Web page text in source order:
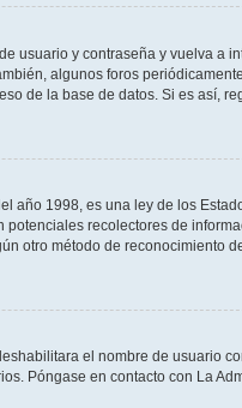
usuario y contraseña y vuelva a
algunos foros
de la base de datos. Si es así,
año 1998, es una ley de los
recolectores de
otro método de reconocimiento
el nombre de usuario
Póngase en contacto con La